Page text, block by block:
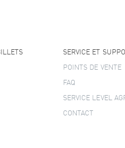
SERVICE ET
POINTS DE VENTE
FAQ
SERVICE LEVEL
CONTACT